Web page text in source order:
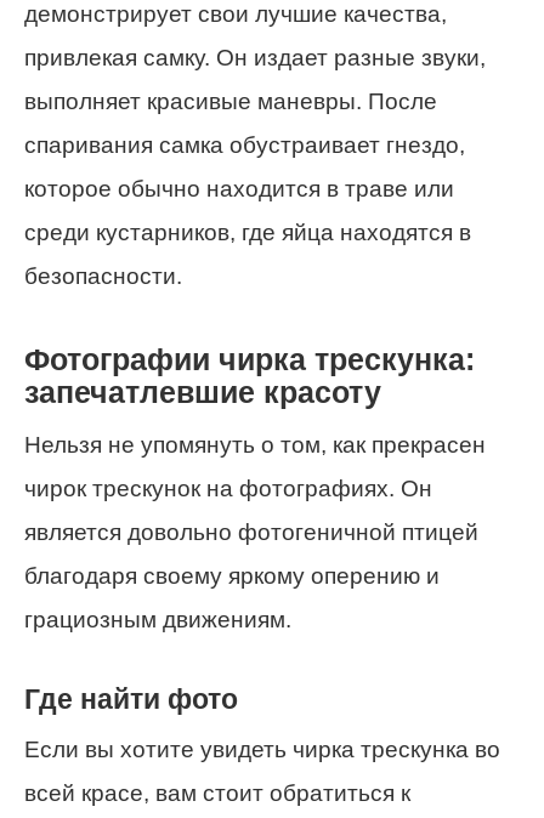
демонстрирует свои лучшие качества,
привлекая самку. Он издает разные звуки,
выполняет красивые маневры. После
спаривания самка обустраивает гнездо,
которое обычно находится в траве или
среди кустарников, где яйца находятся в
безопасности.
Фотографии чирка трескунка:
запечатлевшие красоту
Нельзя не упомянуть о том, как прекрасен
чирок трескунок на фотографиях. Он
является довольно фотогеничной птицей
благодаря своему яркому оперению и
грациозным движениям.
Где найти фото
Если вы хотите увидеть чирка трескунка во
всей красе, вам стоит обратиться к